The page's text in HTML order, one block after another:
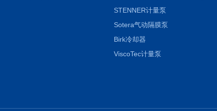
STENNER计量泵
Sotera气动隔膜泵
Birk冷却器
ViscoTec计量泵